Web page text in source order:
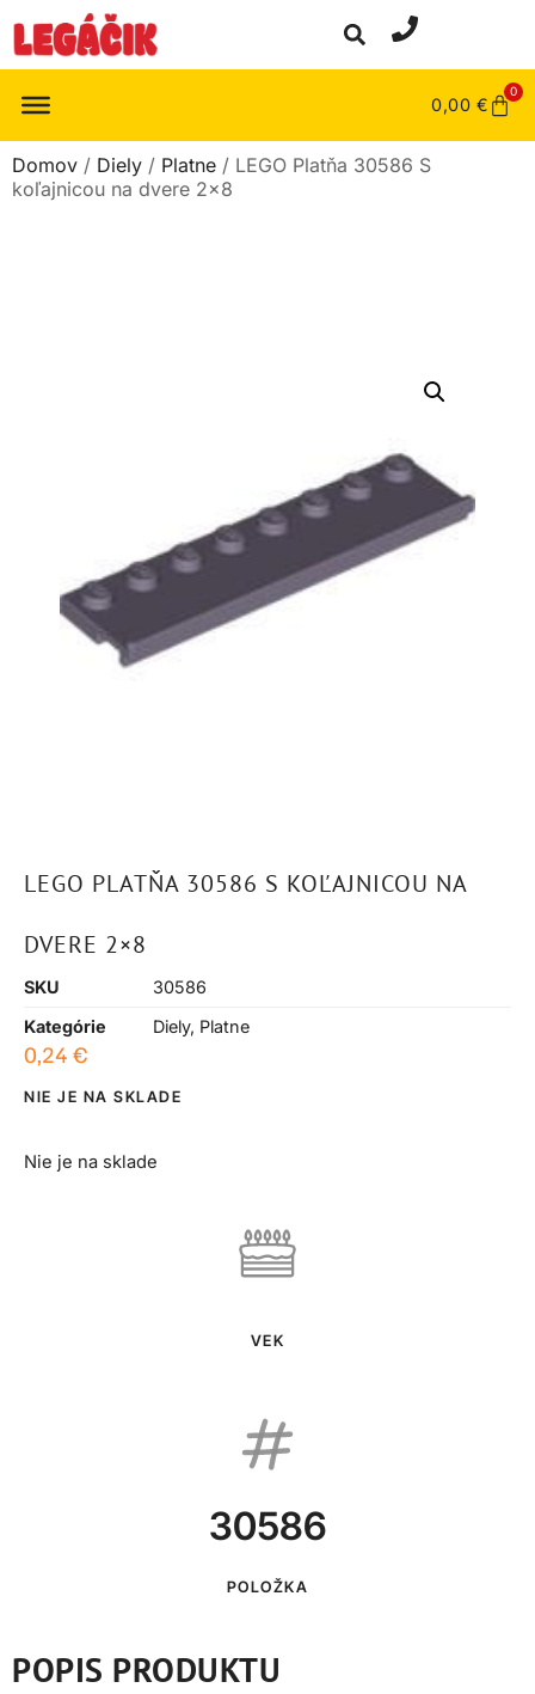
0,00 €
0
Domov / Diely / Platne / LEGO Platňa 30586 S
koľajnicou na dvere 2×8
LEGO PLATŇA 30586 S KOĽAJNICOU NA
DVERE 2×8
SKU
30586
Kategórie
Diely, Platne
0,24 €
NIE JE NA SKLADE
Nie je na sklade
VEK
30586
POLOŽKA
POPIS PRODUKTU